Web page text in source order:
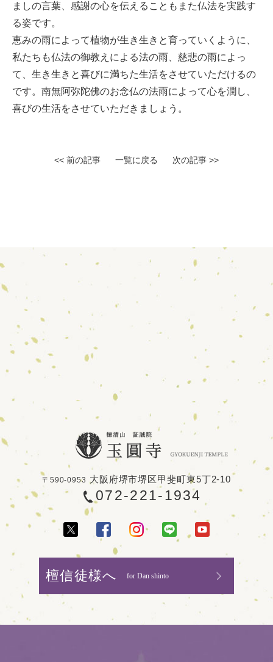
ましの言葉、感謝の心を伝えることもまた仏法を実践す
る姿です。
恵みの雨によって植物が生き生きと育っていくように、
私たちも仏法の御教えによる法の雨、慈悲の雨によっ
て、生き生きと喜びに満ちた生活をさせていただけるの
です。南無阿弥陀佛のお念仏の法雨によって心を潤し、
喜びの生活をさせていただきましょう。
<< 前の記事 一覧に戻る 次の記事 >>
〒590-0953 大阪府堺市堺区甲斐町東5丁2-10
072-221-1934
檀信徒様へ for Dan shinto